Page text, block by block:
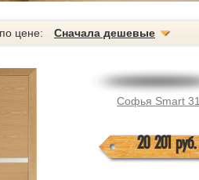
цене: Сначала дешевые
Софья Smart 31
20 201 руб.